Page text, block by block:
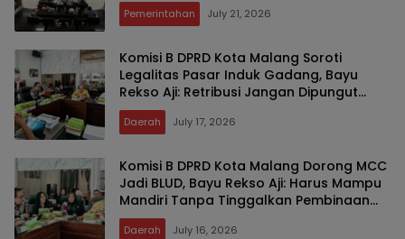
Pemerintahan July 21, 2026
Komisi B DPRD Kota Malang Soroti
Legalitas Pasar Induk Gadang, Bayu
Rekso Aji: Retribusi Jangan Dipungut
Sebelum Dasar Hukumnya Jelas
Daerah July 17, 2026
Komisi B DPRD Kota Malang Dorong MCC
Jadi BLUD, Bayu Rekso Aji: Harus Mampu
Mandiri Tanpa Tinggalkan Pembinaan
UMKM
Daerah July 16, 2026